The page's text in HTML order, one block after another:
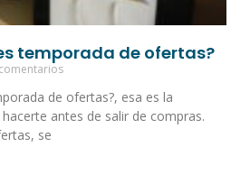
temporada de ofertas?
de ofertas?, esa es la
antes de salir de compras.
se